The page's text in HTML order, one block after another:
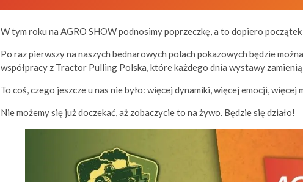
W tym roku na AGRO SHOW podnosimy poprzeczkę, a to dopiero
Po raz pierwszy na naszych bednarowych polach pokazowych będzie
współpracy z Tractor Pulling Polska, które każdego dnia wystawy
To coś, czego jeszcze u nas nie było: więcej dynamiki, więcej emocji, więcej
Nie możemy się już doczekać, aż zobaczycie to na żywo. Będzie się działo!